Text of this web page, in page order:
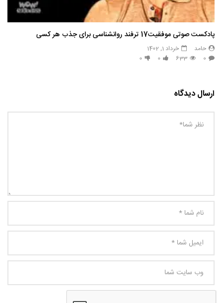
پادکست صوتی موفقیت17 ترفند روانشناسی برای جذب هر کسی
حامد
خرداد 1, 1402
0
633
0
0
ارسال دیدگاه